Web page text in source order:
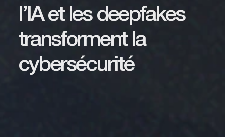
l’IA et les deepfakes
transforment la
cybersécurité